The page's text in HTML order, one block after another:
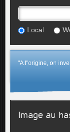
Local
"A l"origine, on
Image au